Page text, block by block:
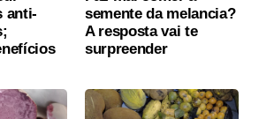
anti-
semente da melancia?
A resposta vai te
surpreender